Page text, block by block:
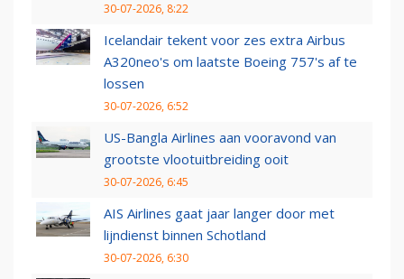
30-07-2026, 8:22
Icelandair tekent voor zes extra Airbus
A320neo's om laatste Boeing 757's af te
lossen
30-07-2026, 6:52
US-Bangla Airlines aan vooravond van
grootste vlootuitbreiding ooit
30-07-2026, 6:45
AIS Airlines gaat jaar langer door met
lijndienst binnen Schotland
30-07-2026, 6:30